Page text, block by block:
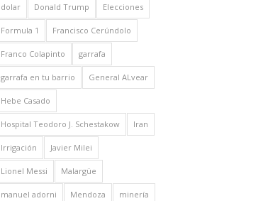
dolar Donald Trump Elecciones
Formula 1 Francisco Cerúndolo
Franco Colapinto garrafa
garrafa en tu barrio General ALvear
Hebe Casado
Hospital Teodoro J. Schestakow Iran
Irrigación Javier Milei
Lionel Messi Malargüe
manuel adorni Mendoza minería